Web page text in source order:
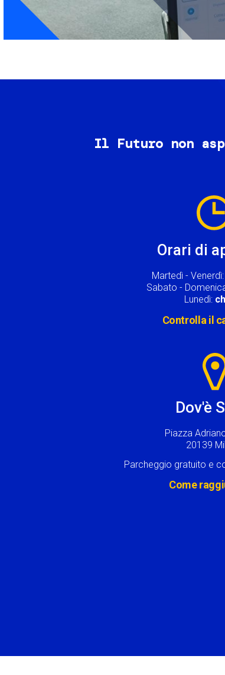
Il Futuro non
Orari di
Martedì - Venerdì:
Sabato -
Lunedì:
Controlla il
Dov'è
Piazza
20139
Parcheggio gratuito e
Come